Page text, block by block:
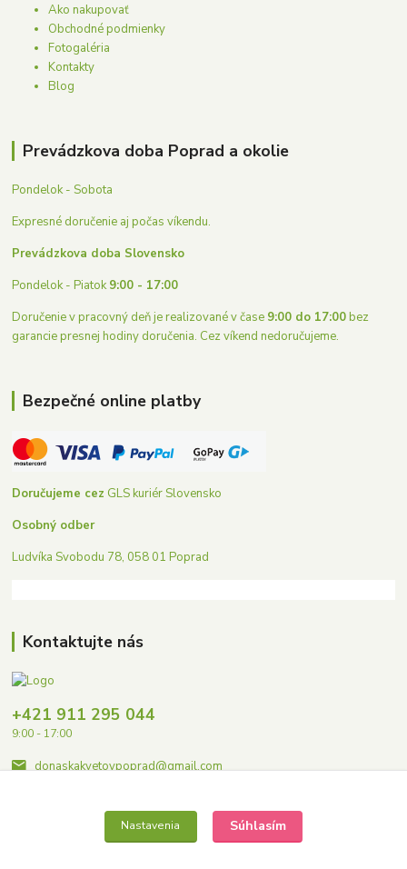
Ako nakupovať
Obchodné podmienky
Fotogaléria
Kontakty
Blog
Prevádzkova doba Poprad a okolie
Pondelok - Sobota
Expresné doručenie aj počas víkendu.
Prevádzkova doba Slovensko
Pondelok - Piatok9:00 - 17:00
Doručenie v pracovný deň je realizované v čase 9:00 do 17:00bez
garancie presnej hodiny doručenia. Cez víkend nedoručujeme.
Bezpečné online platby
Doručujeme cez GLS kuriér Slovensko
Osobný odber
Ludvíka Svobodu 78, 058 01 Poprad
Kontaktujte nás
+421 911 295 044
9:00 - 17:00
donaskakvetovpoprad@gmail.com
Nastavenia Súhlasím